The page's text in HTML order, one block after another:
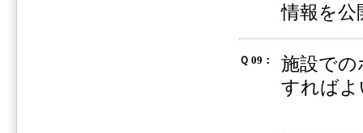
情報を公
Ｑ 09：
施設で
すれば